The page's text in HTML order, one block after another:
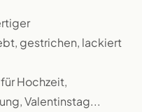
gestrichen, lackiert
Hochzeit,
Valentinstag...